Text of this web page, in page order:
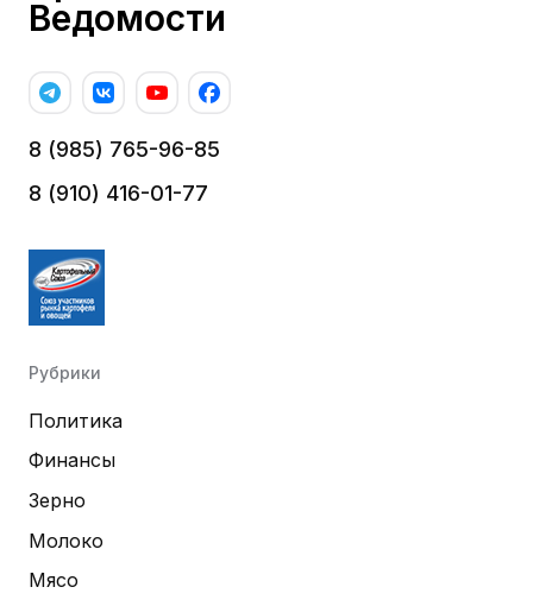
Ведомости
8 (985) 765-96-85
8 (910) 416-01-77
Рубрики
Политика
Финансы
Зерно
Молоко
Мясо